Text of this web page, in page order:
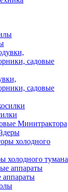
cадовые
Минитрактора
холодного тумана
аппараты